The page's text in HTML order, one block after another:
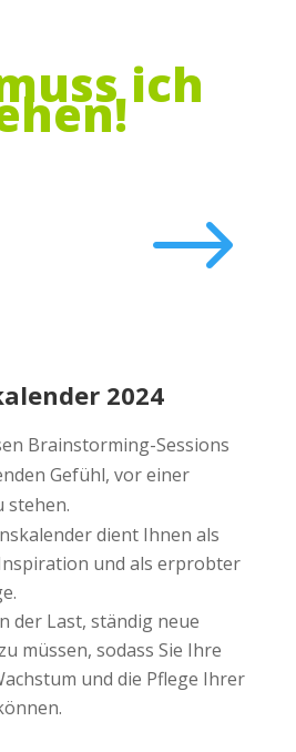
ich
$
2024
Brainstorming-Sessions
Gefühl, vor einer
stehen.
dient Ihnen als
und als erprobter
der Last, ständig neue
müssen, sodass Sie Ihre
und die Pflege Ihrer